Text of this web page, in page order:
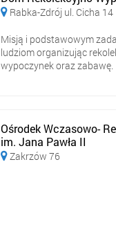
 Rabka-Zdrój ul. Cicha 14
Misją i podstawowym
ludziom organizując
wypoczynek oraz zabawę.
Ośrodek Wczasowo-
im. Jana Pawła II
Zakrzów 76